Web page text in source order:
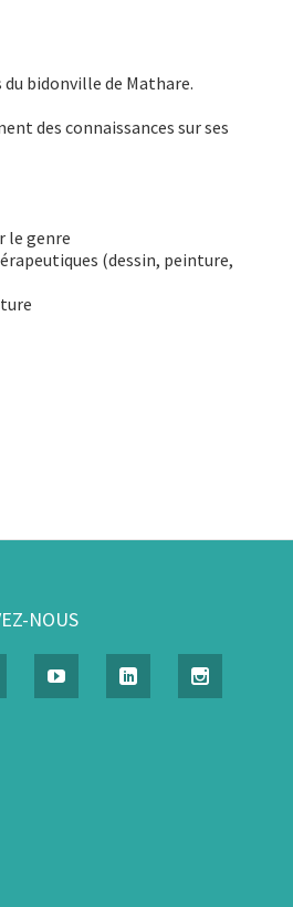
bidonville de Mathare.
des connaissances sur ses
le genre
(dessin, peinture,
NOUS